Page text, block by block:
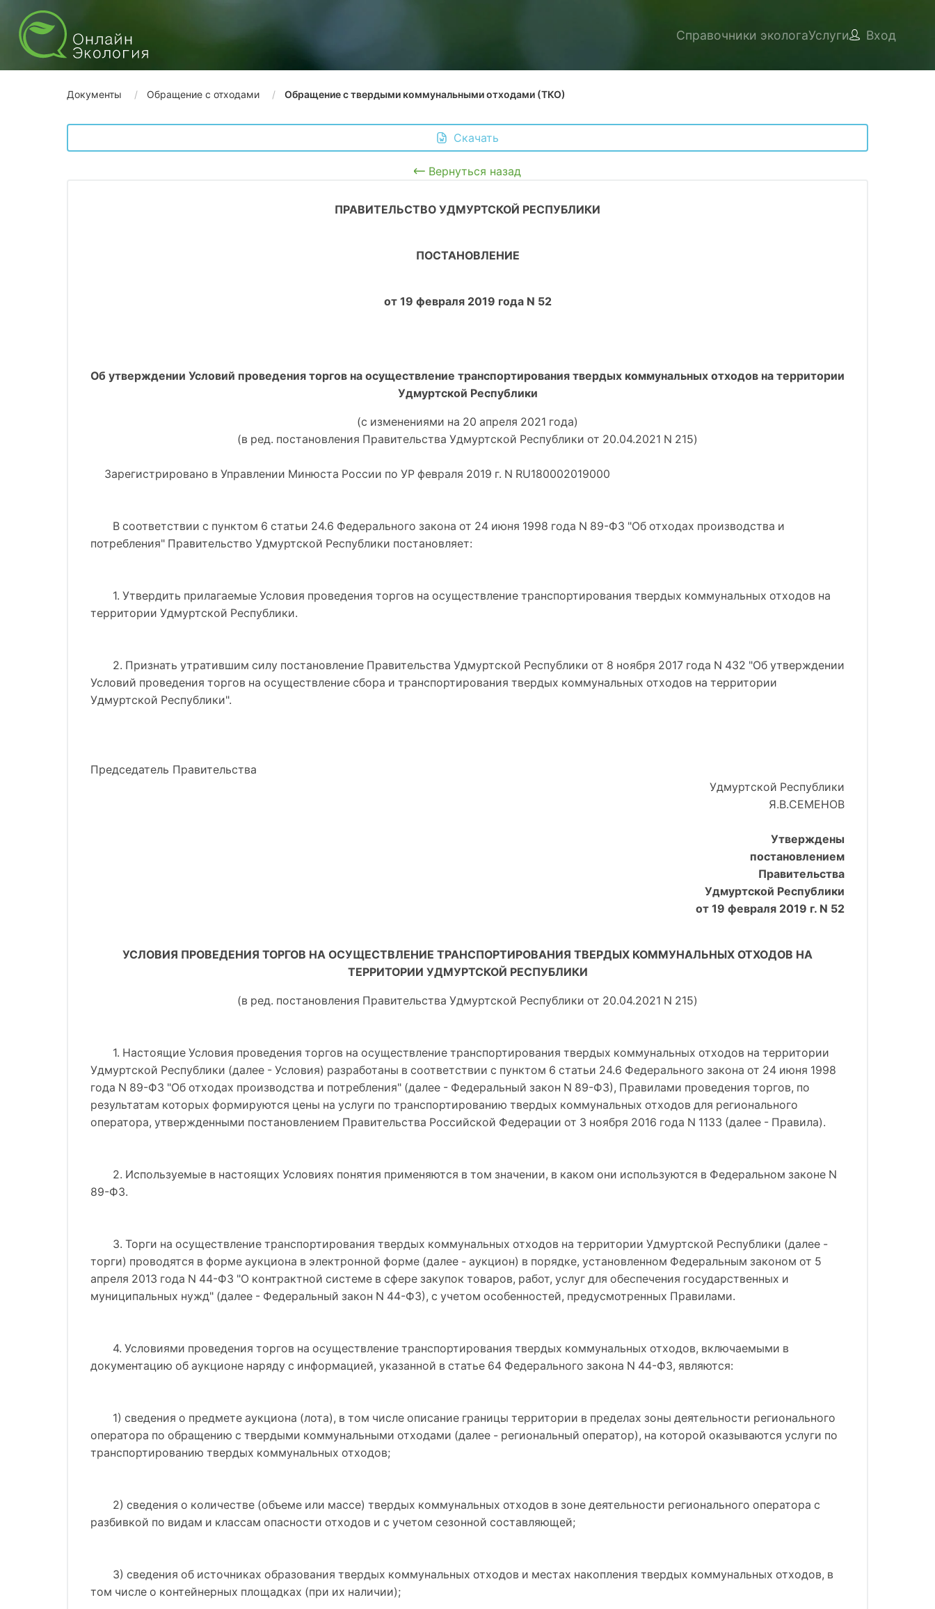
Справочники экологаУслуги Вход
Документы Обращение с отходами Обращение с твердыми коммунальными отходами (ТКО)
Скачать
Вернуться назад
ПРАВИТЕЛЬСТВО УДМУРТСКОЙ РЕСПУБЛИКИ
ПОСТАНОВЛЕНИЕ
от 19 февраля 2019 года N 52
Об утверждении Условий проведения торгов на осуществление транспортирования твердых коммунальных отходов на территории
Удмуртской Республики
(с изменениями на 20 апреля 2021 года)
(в ред. постановления Правительства Удмуртской Республики от 20.04.2021 N 215)
Зарегистрировано в Управлении Минюста России по УР февраля 2019 г. N RU180002019000
В соответствии с пунктом 6 статьи 24.6 Федерального закона от 24 июня 1998 года N 89-ФЗ "Об отходах производства и
потребления" Правительство Удмуртской Республики постановляет:
1. Утвердить прилагаемые Условия проведения торгов на осуществление транспортирования твердых коммунальных отходов на
территории Удмуртской Республики.
2. Признать утратившим силу постановление Правительства Удмуртской Республики от 8 ноября 2017 года N 432 "Об утверждении
Условий проведения торгов на осуществление сбора и транспортирования твердых коммунальных отходов на территории
Удмуртской Республики".
Председатель Правительства
Удмуртской Республики
Я.В.СЕМЕНОВ
Утверждены
постановлением
Правительства
Удмуртской Республики
от 19 февраля 2019 г. N 52
УСЛОВИЯ ПРОВЕДЕНИЯ ТОРГОВ НА ОСУЩЕСТВЛЕНИЕ ТРАНСПОРТИРОВАНИЯ ТВЕРДЫХ КОММУНАЛЬНЫХ ОТХОДОВ НА
ТЕРРИТОРИИ УДМУРТСКОЙ РЕСПУБЛИКИ
(в ред. постановления Правительства Удмуртской Республики от 20.04.2021 N 215)
1. Настоящие Условия проведения торгов на осуществление транспортирования твердых коммунальных отходов на территории
Удмуртской Республики (далее - Условия) разработаны в соответствии с пунктом 6 статьи 24.6 Федерального закона от 24 июня 1998
года N 89-ФЗ "Об отходах производства и потребления" (далее - Федеральный закон N 89-ФЗ), Правилами проведения торгов, по
результатам которых формируются цены на услуги по транспортированию твердых коммунальных отходов для регионального
оператора, утвержденными постановлением Правительства Российской Федерации от 3 ноября 2016 года N 1133 (далее - Правила).
2. Используемые в настоящих Условиях понятия применяются в том значении, в каком они используются в Федеральном законе N
89-ФЗ.
3. Торги на осуществление транспортирования твердых коммунальных отходов на территории Удмуртской Республики (далее -
торги) проводятся в форме аукциона в электронной форме (далее - аукцион) в порядке, установленном Федеральным законом от 5
апреля 2013 года N 44-ФЗ "О контрактной системе в сфере закупок товаров, работ, услуг для обеспечения государственных и
муниципальных нужд" (далее - Федеральный закон N 44-ФЗ), с учетом особенностей, предусмотренных Правилами.
4. Условиями проведения торгов на осуществление транспортирования твердых коммунальных отходов, включаемыми в
документацию об аукционе наряду с информацией, указанной в статье 64 Федерального закона N 44-ФЗ, являются:
1) сведения о предмете аукциона (лота), в том числе описание границы территории в пределах зоны деятельности регионального
оператора по обращению с твердыми коммунальными отходами (далее - региональный оператор), на которой оказываются услуги по
транспортированию твердых коммунальных отходов;
2) сведения о количестве (объеме или массе) твердых коммунальных отходов в зоне деятельности регионального оператора с
разбивкой по видам и классам опасности отходов и с учетом сезонной составляющей;
3) сведения об источниках образования твердых коммунальных отходов и местах накопления твердых коммунальных отходов, в
том числе о контейнерных площадках (при их наличии);